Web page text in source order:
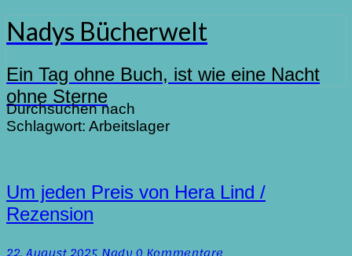
Nadys Bücherwelt
Ein Tag ohne Buch, ist wie eine Nacht
ohne Sterne
Durchsuchen nach
Schlagwort: Arbeitslager
Um
jeden
Preis
Hera
Um jeden Preis von Hera Lind /
Rezension